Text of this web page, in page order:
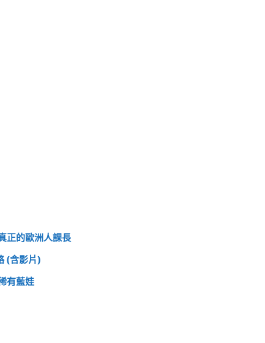
正的歐洲人課長
(含影片)
有藍娃